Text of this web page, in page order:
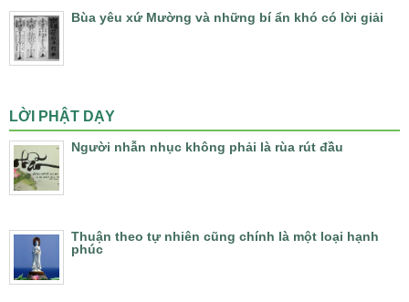
Bùa yêu xứ Mường và những bí ẩn khó có lời giải
LỜI PHẬT DẠY
Người nhẫn nhục không phải là rùa rút đầu
Thuận theo tự nhiên cũng chính là một loại hạnh
phúc